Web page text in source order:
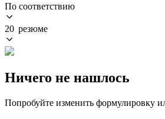
По соответствию
20 резюме
Ничего не нашлось
Попробуйте изменить формулировку